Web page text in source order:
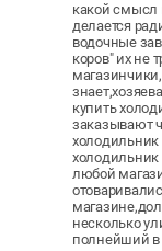
какой смысл
делается
водочные
коров" их не
купить
заказывают
холодильник
холодильник
любой
несколько
полнейший в